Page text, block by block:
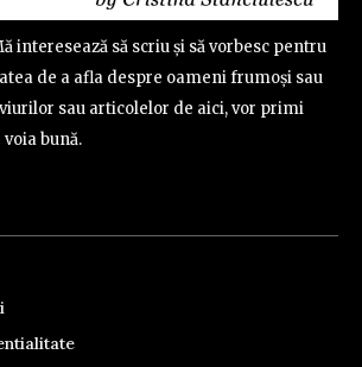
interesează să scriu și să vorbesc pentru
de a afla despre oameni frumoși sau
sau articolelor de aici, vor primi
bună.